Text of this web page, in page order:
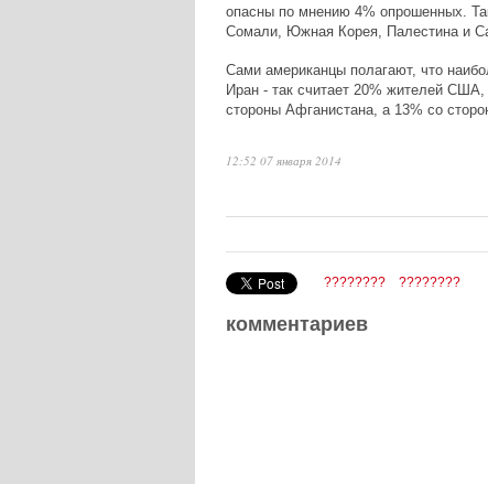
опасны по мнению 4% опрошенных.
Сомали, Южная Корея, Палестина и
Сами американцы полагают, что
Иран - так считает 20% жителей
стороны Афганистана, а 13% со
12:52 07 января 2014
???????? ????????
комментариев